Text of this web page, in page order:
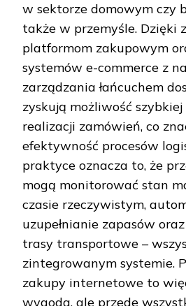
w sektorze domowym czy
także w przemyśle. Dzięki
platformom zakupowym
systemów e-commerce z
zarządzania łańcuchem
zyskują możliwość
realizacji zamówień, co
efektywność procesów
praktyce oznacza to, że
mogą monitorować stan
czasie rzeczywistym,
uzupełnianie zapasów
trasy transportowe –
zintegrowanym systemie.
zakupy internetowe to
wygoda, ale przede